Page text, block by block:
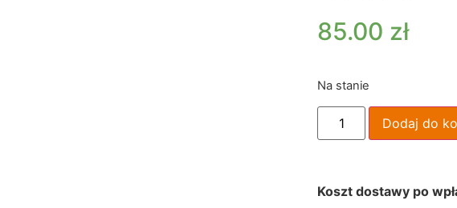
85.00 zł
Na stanie
Dodaj do
Koszt dostawy po